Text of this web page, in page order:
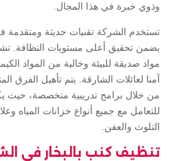
وذوي خبرة في هذا المجال.
تستخدم الشركة تقنيات حديثة ومتقدمة
يضمن تحقيق أعلى مستويات النظافة.
مواد صديقة للبيئة وخالية من المواد
آمنا لعائلات الشارقة. يتم تأهيل
من خلال برامج تدريبية متخصصة، حيث
للتعامل مع جميع أنواع خزانات المياه
التلوث والعفن.
تنظيف كنب بالبخار في